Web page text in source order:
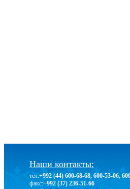
Наши контакты:
тел:+992 (44) 600-68-68, 600-53-06,
факс:+992 (37) 236-51-66